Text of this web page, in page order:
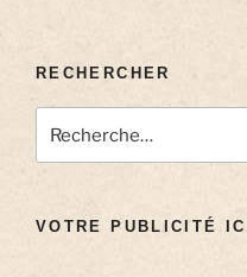
RECHERCHER
VOTRE PUBLICITÉ ICI